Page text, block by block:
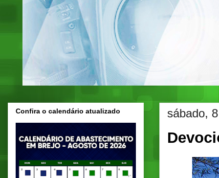
sábado,
Confira o calendário atualizado